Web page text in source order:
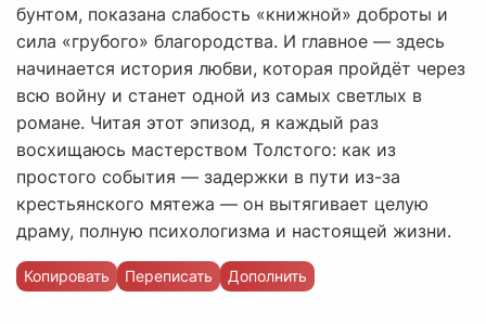
бунтом, показана слабость «книжной» доброты и
сила «грубого» благородства. И главное — здесь
начинается история любви, которая пройдёт через
всю войну и станет одной из самых светлых в
романе. Читая этот эпизод, я каждый раз
восхищаюсь мастерством Толстого: как из
простого события — задержки в пути из-за
крестьянского мятежа — он вытягивает целую
драму, полную психологизма и настоящей жизни.
Копировать Переписать Дополнить